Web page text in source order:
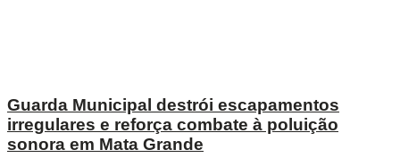
Guarda Municipal destrói escapamentos
irregulares e reforça combate à poluição
sonora em Mata Grande